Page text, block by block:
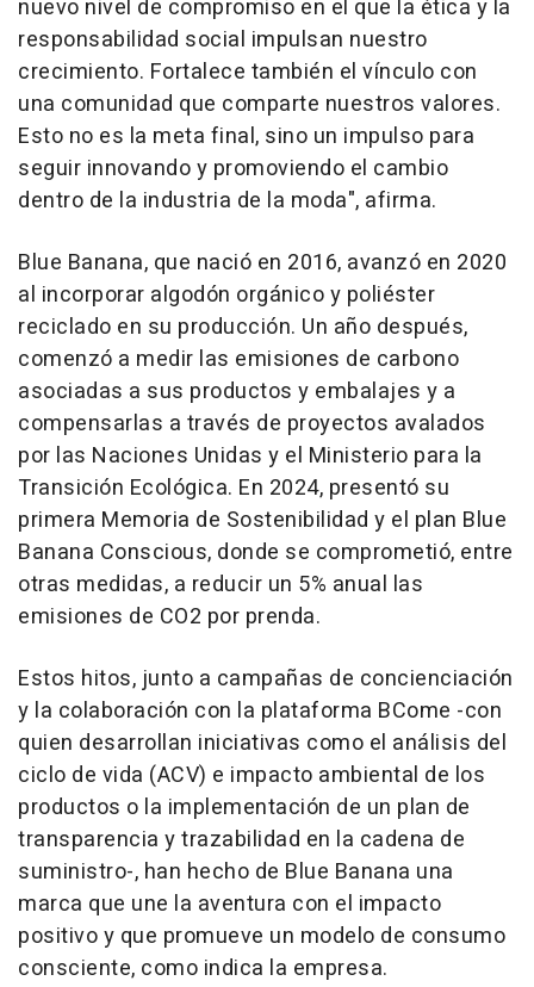
nuevo nivel de compromiso en el que la ética y la
responsabilidad social impulsan nuestro
crecimiento. Fortalece también el vínculo con
una comunidad que comparte nuestros valores.
Esto no es la meta final, sino un impulso para
seguir innovando y promoviendo el cambio
dentro de la industria de la moda", afirma.
Blue Banana, que nació en 2016, avanzó en 2020
al incorporar algodón orgánico y poliéster
reciclado en su producción. Un año después,
comenzó a medir las emisiones de carbono
asociadas a sus productos y embalajes y a
compensarlas a través de proyectos avalados
por las Naciones Unidas y el Ministerio para la
Transición Ecológica. En 2024, presentó su
primera Memoria de Sostenibilidad y el plan Blue
Banana Conscious, donde se comprometió, entre
otras medidas, a reducir un 5% anual las
emisiones de CO2 por prenda.
Estos hitos, junto a campañas de concienciación
y la colaboración con la plataforma BCome -con
quien desarrollan iniciativas como el análisis del
ciclo de vida (ACV) e impacto ambiental de los
productos o la implementación de un plan de
transparencia y trazabilidad en la cadena de
suministro-, han hecho de Blue Banana una
marca que une la aventura con el impacto
positivo y que promueve un modelo de consumo
consciente, como indica la empresa.